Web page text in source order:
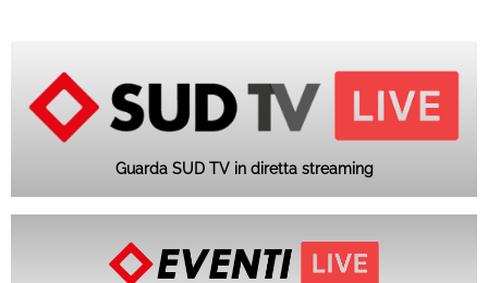
Guarda SUD TV in diretta streaming